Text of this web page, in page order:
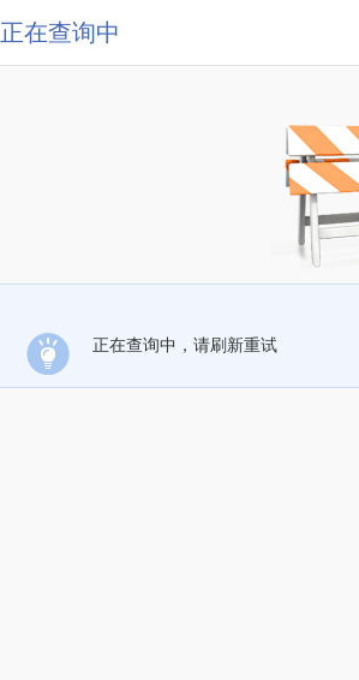
正在查询中
正在查询中，请刷新重试